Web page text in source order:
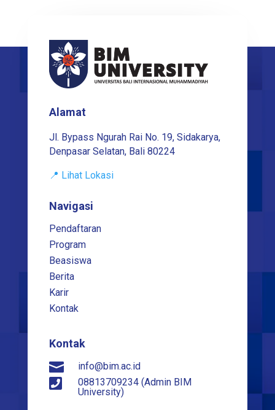
Alamat
Jl. Bypass Ngurah Rai No. 19, Sidakarya,
Denpasar Selatan, Bali 80224
📍 Lihat Lokasi
Navigasi
Pendaftaran
Program
Beasiswa
Berita
Karir
Kontak
Kontak
 info@bim.ac.id

08813709234 (Admin BIM
University)